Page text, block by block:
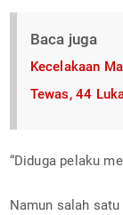
Baca juga
Kecelakaan
Tewas, 44
“Diduga pelaku
Namun salah